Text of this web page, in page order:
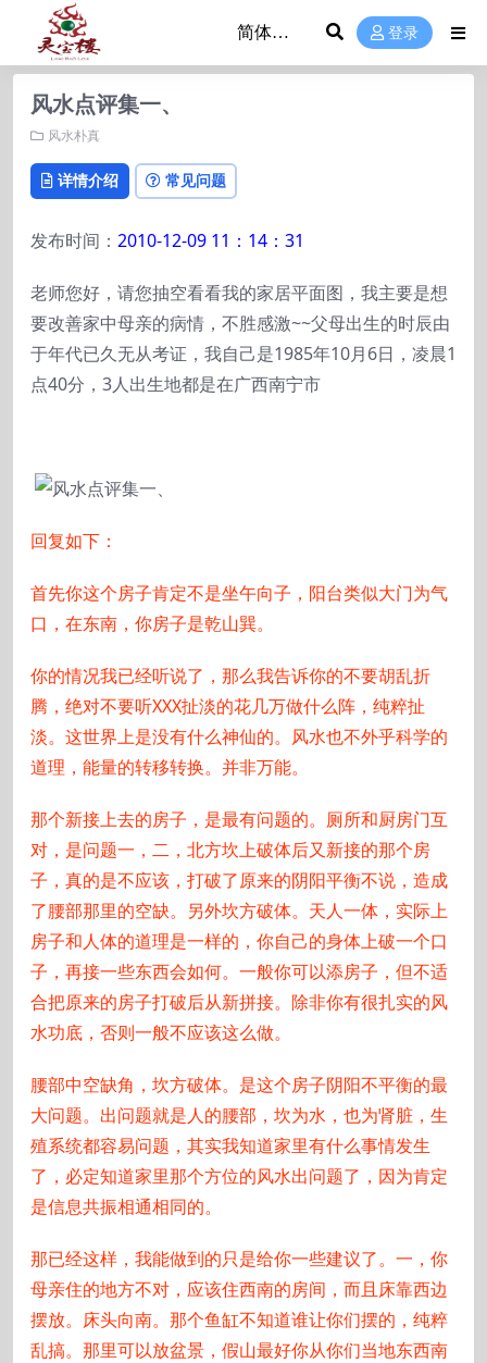
登录
风水点评集一、
风水朴真
详情介绍 常见问题
发布时间： 2010-12-09 11：14：31
老师您好，请您抽空看看我的家居平面图，我主要是想
要改善家中母亲的病情，不胜感激~~父母出生的时辰由
于年代已久无从考证，我自己是1985年10月6日，凌晨1
点40分，3人出生地都是在广西南宁市
回复如下：
首先你这个房子肯定不是坐午向子，阳台类似大门为气
口，在东南，你房子是乾山巽。
你的情况我已经听说了，那么我告诉你的不要胡乱折
腾，绝对不要听XXX扯淡的花几万做什么阵，纯粹扯
淡。这世界上是没有什么神仙的。风水也不外乎科学的
道理，能量的转移转换。并非万能。
那个新接上去的房子，是最有问题的。厕所和厨房门互
对，是问题一，二，北方坎上破体后又新接的那个房
子，真的是不应该，打破了原来的阴阳平衡不说，造成
了腰部那里的空缺。另外坎方破体。天人一体，实际上
房子和人体的道理是一样的，你自己的身体上破一个口
子，再接一些东西会如何。一般你可以添房子，但不适
合把原来的房子打破后从新拼接。除非你有很扎实的风
水功底，否则一般不应该这么做。
腰部中空缺角，坎方破体。是这个房子阴阳不平衡的最
大问题。出问题就是人的腰部，坎为水，也为肾脏，生
殖系统都容易问题，其实我知道家里有什么事情发生
了，必定知道家里那个方位的风水出问题了，因为肯定
是信息共振相通相同的。
那已经这样，我能做到的只是给你一些建议了。一，你
母亲住的地方不对，应该住西南的房间，而且床靠西边
摆放。床头向南。那个鱼缸不知道谁让你们摆的，纯粹
乱搞。那里可以放盆景，假山最好你从你们当地东西南